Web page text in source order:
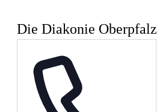
Die Diakonie Oberpfalz